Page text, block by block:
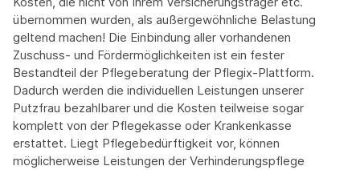
übernommen wurden, als außergewöhnliche Belastung
geltend machen! Die Einbindung aller vorhandenen
Zuschuss- und Fördermöglichkeiten ist ein fester
Bestandteil der Pflegeberatung der Pflegix-Plattform.
Dadurch werden die individuellen Leistungen unserer
Putzfrau bezahlbarer und die Kosten teilweise sogar
komplett von der Pflegekasse oder Krankenkasse
erstattet. Liegt Pflegebedürftigkeit vor, können
möglicherweise Leistungen der Verhinderungspflege